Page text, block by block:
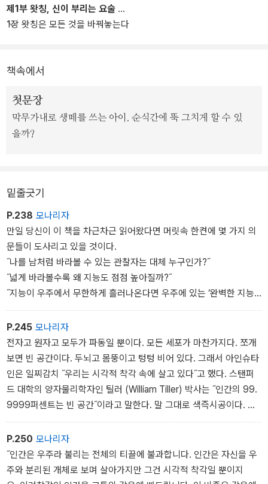
제1부 왓칭, 신이 부리는 요술
1장 왓칭은 모든 것을 바꿔놓는다
책속에서
첫문장
막무가내로 생떼를 쓰는 아이. 순식간에 뚝 그치게 할 수 있
을까?
밑줄긋기
P.238 모나리자
만일 당신이 이 책을 차근차근 읽어왔다면 머릿속 한켠에 몇 가지 의
문들이 도사리고 있을 것이다.
˝나를 남처럼 바라볼 수 있는 관찰자는 대체 누구인가?˝
˝넓게 바라볼수록 왜 지능도 점점 높아질까?˝
˝지능이 우주에서 무한하게 흘러나온다면 우주에 있는 ‘완벽한 지능
의 소유자는 대체 누구인가?˝
짐작대로다. 관찰자는 바로 영혼이다.
P.245 모나리자
전자고 원자고 모두가 파동일 뿐이다. 모든 세포가 마찬가지다. 쪼개
보면 빈 공간이다. 두뇌고 몸뚱이고 텅텅 비어 있다. 그래서 아인슈타
인은 일찌감치 ˝우리는 시각적 착각 속에 살고 있다˝고 했다. 스탠퍼
드 대학의 양자물리학자인 틸러 (William Tiller) 박사는 ˝인간의 99.
9999퍼센트는 빈 공간˝이라고 말한다. 말 그대로 색즉시공이다. 양
자물리학자인 울프(Fred Wolf) 박사도 ˝영혼의 0.0001퍼센트만 육
신 속에들어 있고 나머지 99.9999퍼센트는 육신 밖의 우주에 퍼
져 있다˝고 말한다. 쉽게 말해 우주가 곧 영혼이며, 육신 속에는 육신
의 부피에 해당하는 만큼의 영혼만 들어 있다는 뜻이다. 믿기지 않는
P.250 모나리자
˝인간은 우주라 불리는 전체의 티끌에 불과합니다. 인간은 자신을 우
주와 분리된 개체로 보며 살아가지만 그건 시각적 착각일 뿐이지